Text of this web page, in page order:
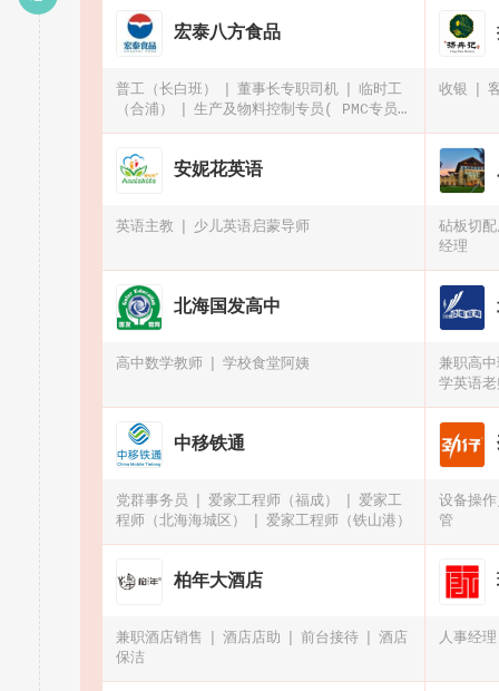
宏泰八方食品
普工（长白班） 董事长专职司机
临时工
（合浦）
生产及物料控制专员( PMC专员/
经理)
收银
安妮花英语
英语主教 少儿英语启蒙导师
砧板切
经理
北海国发高中
高中数学教师 学校食堂阿姨
兼职高
学英语
中移铁通
党群事务员 爱家工程师（福成）
爱家工
程师（北海海城区）
爱家工程师（铁山港）
设备操
管
柏年大酒店
兼职酒店销售 酒店店助 前台接待
酒店
保洁
人事经理